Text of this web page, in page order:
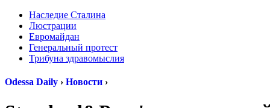
Наследие Сталина
Люстрации
Евромайдан
Генеральный протест
Трибуна здравомыслия
Odessa Daily › Новости ›